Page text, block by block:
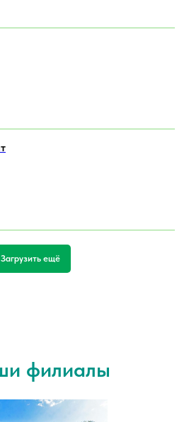
Загрузить ещё
филиалы